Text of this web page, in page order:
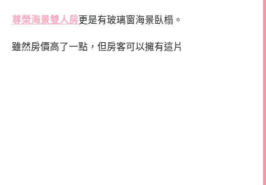
尊榮海景雙人房更是有玻璃窗海景臥榻。
雖然房價高了一點，但房客可以擁有這片